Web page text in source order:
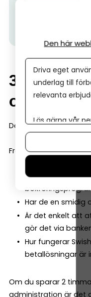
3. Vilka
och
Det här är
Fråga dig:
Kan jag koppla
Har de en smidig
Är det enkelt att
gör det via
Hur fungerar
betallösningar är
Om du sparar 2
administration är det
Den här
Driva eget
underlag till
relevanta
Läs gärna vår
Om du vill